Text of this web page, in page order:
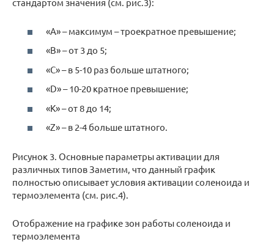
«А» – максимум – троекратное превышение;
«В» – от 3 до 5;
«С» – в 5-10 раз больше штатного;
«D» – 10-20 кратное превышение;
«К» – от 8 до 14;
«Z» – в 2-4 больше штатного.
Рисунок 3. Основные параметры активации для
различных типов Заметим, что данный график
полностью описывает условия активации соленоида и
термоэлемента (см. рис.4).
Отображение на графике зон работы соленоида и
термоэлемента